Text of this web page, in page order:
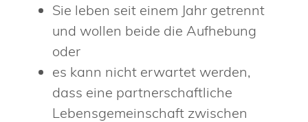
Sie leben seit einem Jahr getrennt
und wollen beide die Aufhebung
oder
es kann nicht erwartet werden,
dass eine partnerschaftliche
Lebensgemeinschaft zwischen